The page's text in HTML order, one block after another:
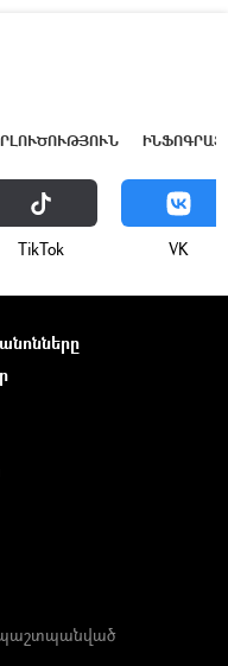
ТikТоk VK
պաշտպանված